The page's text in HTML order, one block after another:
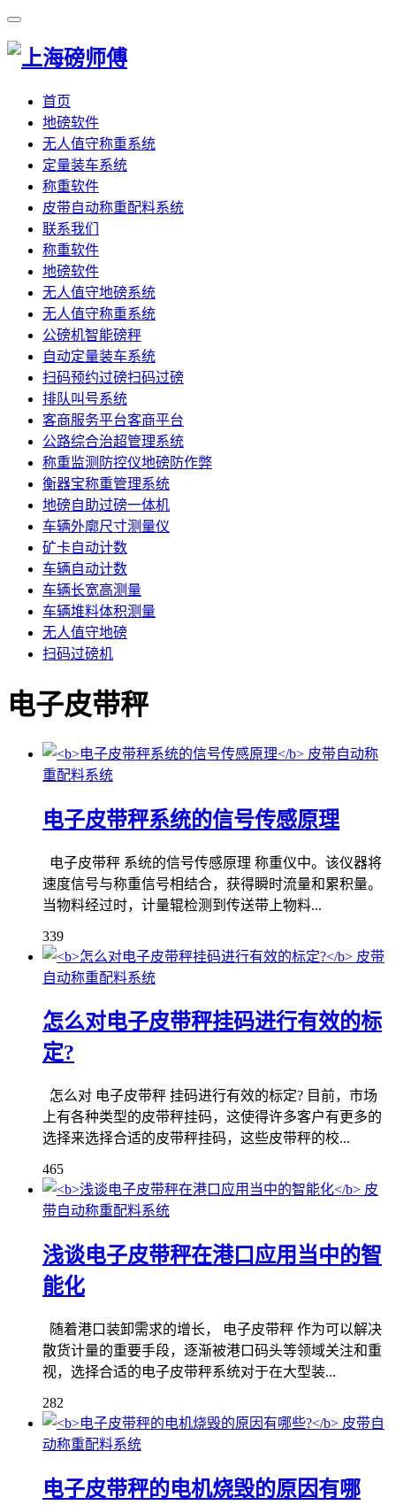
首页
地磅软件
无人值守称重系统
定量装车系统
称重软件
皮带自动称重配料系统
联系我们
称重软件
地磅软件
无人值守地磅系统
无人值守称重系统
公磅机智能磅秤
自动定量装车系统
扫码预约过磅扫码过磅
排队叫号系统
客商服务平台客商平台
公路综合治超管理系统
称重监测防控仪地磅防作弊
衡器宝称重管理系统
地磅自助过磅一体机
车辆外廓尺寸测量仪
矿卡自动计数
车辆自动计数
车辆长宽高测量
车辆堆料体积测量
无人值守地磅
扫码过磅机
电子皮带秤
皮带自动称
重配料系统
电子皮带秤系统的信号传感原理
电子皮带秤 系统的信号传感原理 称重仪中。该仪器将
速度信号与称重信号相结合，获得瞬时流量和累积量。​
当物料经过时，计量辊检测到传送带上物料...
339
皮带
自动称重配料系统
怎么对电子皮带秤挂码进行有效的标
定?
怎么对 电子皮带秤 挂码进行有效的标定? 目前，市场
上有各种类型的皮带秤挂码，这使得许多客户有更多的
选择来选择合适的皮带秤挂码，这些皮带秤的校...
465
皮
带自动称重配料系统
浅谈电子皮带秤在港口应用当中的智
能化
随着港口装卸需求的增长， 电子皮带秤 作为可以解决
散货计量的重要手段，逐渐被港口码头等领域关注和重
视，选择合适的电子皮带秤系统对于在大型装...
282
皮带自
动称重配料系统
电子皮带秤的电机烧毁的原因有哪